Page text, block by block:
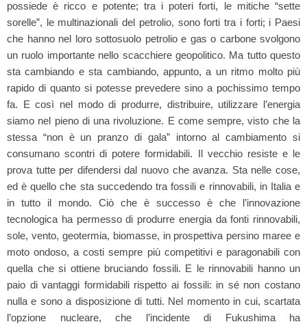
possiede è ricco e potente; tra i poteri forti, le mitiche “sette
sorelle”, le multinazionali del petrolio, sono forti tra i forti; i Paesi
che hanno nel loro sottosuolo petrolio e gas o carbone svolgono
un ruolo importante nello scacchiere geopolitico. Ma tutto questo
sta cambiando e sta cambiando, appunto, a un ritmo molto più
rapido di quanto si potesse prevedere sino a pochissimo tempo
fa. E così nel modo di produrre, distribuire, utilizzare l’energia
siamo nel pieno di una rivoluzione. E come sempre, visto che la
stessa “non è un pranzo di gala” intorno al cambiamento si
consumano scontri di potere formidabili. Il vecchio resiste e le
prova tutte per difendersi dal nuovo che avanza. Sta nelle cose,
ed è quello che sta succedendo tra fossili e rinnovabili, in Italia e
in tutto il mondo. Ciò che è successo è che l’innovazione
tecnologica ha permesso di produrre energia da fonti rinnovabili,
sole, vento, geotermia, biomasse, in prospettiva persino maree e
moto ondoso, a costi sempre più competitivi e paragonabili con
quella che si ottiene bruciando fossili. E le rinnovabili hanno un
paio di vantaggi formidabili rispetto ai fossili: in sé non costano
nulla e sono a disposizione di tutti. Nel momento in cui, scartata
l’opzione nucleare, che l’incidente di Fukushima ha